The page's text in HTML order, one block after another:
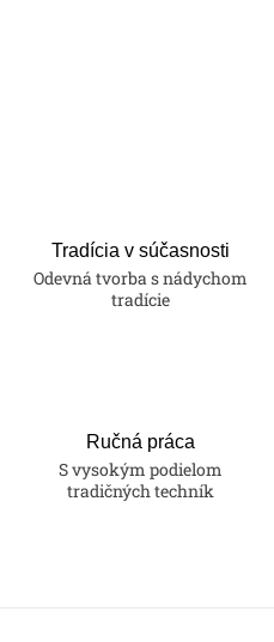
Tradícia v súčasnosti
Odevná tvorba s nádychom
tradície
Ručná práca
S vysokým podielom
tradičných techník